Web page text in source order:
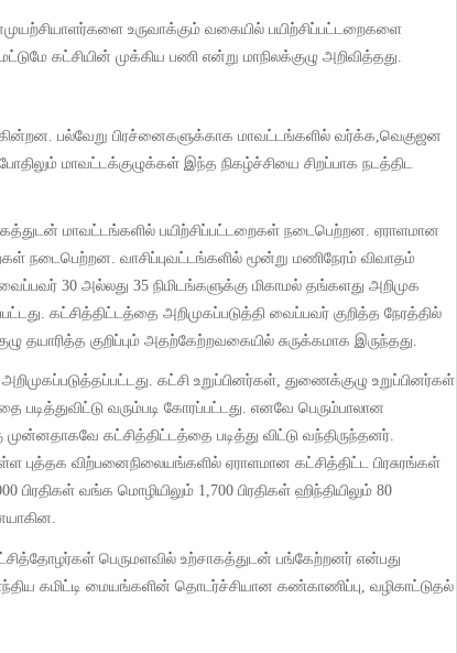
கட்சியின் முக்கிய பணி என்று மாநிலக்குழு அறிவித்தது
. பல்வேறு பிரச்னைகளுக்காக மாவட்டங்களில் வர்க்க,வெகுஜன
மாவட்டக்குழுக்கள் இந்த நிகழ்ச்சியை சிறப்பாக நடத்திட
மாவட்டங்களில் பயிற்சிப்பட்டறைகள் நடைபெற்றன. ஏராளமான
நடைபெற்றன. வாசிப்புவட்டங்களில் மூன்று மணிநேரம் விவாதம்
வைப்பவர் 30 அல்லது 35 நிமிடங்களுக்கு மிகாமல் தங்களது அறிமுக
. கட்சித்திட்டத்தை அறிமுகப்படுத்தி வைப்பவர் குறித்த நேரத்தில்
தயாரித்த குறிப்பும் அதற்கேற்றவகையில் சுருக்கமாக இருந்தது.
. கட்சி உறுப்பினர்கள், துணைக்குழு உறுப்பினர்கள்
வரும்படி கோரப்பட்டது. எனவே பெரும்பாலான
முன்னதாகவே கட்சித்திட்டத்தை படித்து விட்டு வந்திருந்தனர்.
புத்தக விற்பனைநிலையங்களில் ஏராளமான கட்சித்திட்ட பிரசுரங்கள்
பிரதிகள் வங்க மொழியிலும் 1,700 பிரதிகள் ஹிந்தியிலும் 80
.
கமிட்டி மையங்களின் தொடர்ச்சியான கண்காணிப்பு வழிகாட்டுதல்